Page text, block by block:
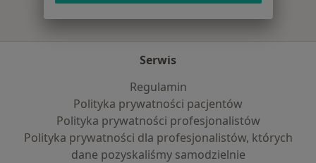
Serwis
Regulamin
Polityka prywatności pacjentów
Polityka prywatności profesjonalistów
Polityka prywatności dla profesjonalistów, których
dane pozyskaliśmy samodzielnie